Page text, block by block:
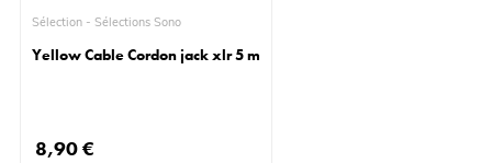
Sélection - Sélections Sono
Yellow Cable Cordon jack xlr 5 m
8,90 €